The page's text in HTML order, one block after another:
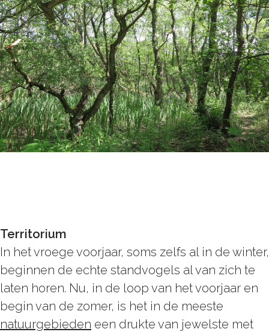
Territorium
In het vroege voorjaar, soms zelfs al in de winter,
beginnen de echte standvogels al van zich te
laten horen. Nu, in de loop van het voorjaar en
begin van de zomer, is het in de meeste
natuurgebieden een drukte van jewelste met